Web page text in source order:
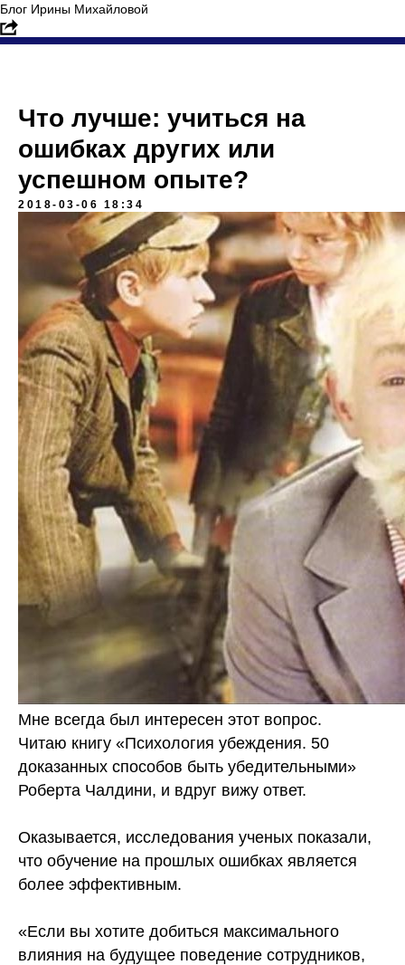
Блог Ирины Михайловой
Что лучше: учиться на
ошибках других или
успешном опыте?
2018-03-06 18:34
Мне всегда был интересен этот вопрос.
Читаю книгу «Психология убеждения. 50
доказанных способов быть убедительными»
Роберта Чалдини, и вдруг вижу ответ.
Оказывается, исследования ученых показали,
что обучение на прошлых ошибках является
более эффективным.
«Если вы хотите добиться максимального
влияния на будущее поведение сотрудников,